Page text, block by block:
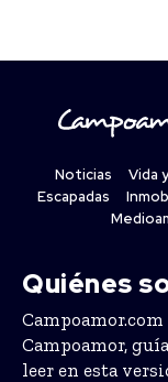
Noticias Vida
Escapadas
Quiénes
Campoamor,
leer en esta